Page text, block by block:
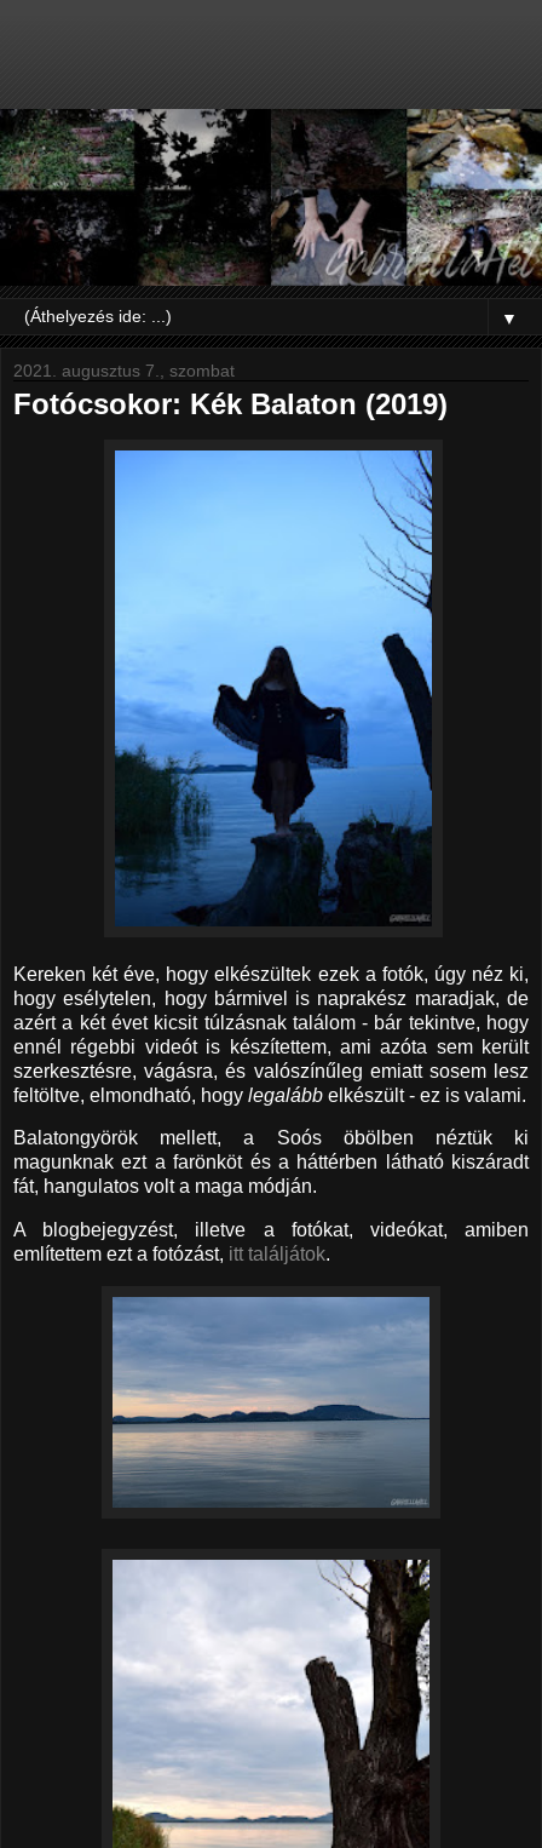
▼
2021. augusztus 7., szombat
Fotócsokor: Kék Balaton (2019)
Kereken két éve, hogy elkészültek ezek a fotók, úgy néz ki,
hogy esélytelen, hogy bármivel is naprakész maradjak, de
azért a két évet kicsit túlzásnak találom - bár tekintve, hogy
ennél régebbi videót is készítettem, ami azóta sem került
szerkesztésre, vágásra, és valószínűleg emiatt sosem lesz
feltöltve, elmondható, hogy legalább elkészült - ez is valami.
Balatongyörök mellett, a Soós öbölben néztük ki
magunknak ezt a farönköt és a háttérben látható kiszáradt
fát, hangulatos volt a maga módján.
A blogbejegyzést, illetve a fotókat, videókat, amiben
említettem ezt a fotózást, itt találjátok.